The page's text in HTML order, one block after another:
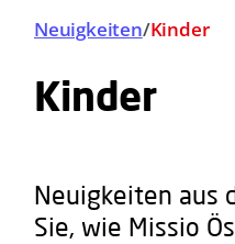
Neuigkeiten/Kinder
Kinder
Neuigkeiten aus
Sie, wie Missio